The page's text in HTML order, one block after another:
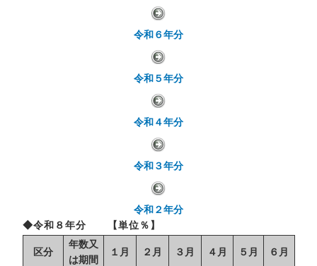
令和６年分
令和５年分
令和４年分
令和３年分
令和２年分
◆令和８年分 【単位％】
区分
年数又
は期間
１月 ２月 ３月 ４月 ５月 ６月